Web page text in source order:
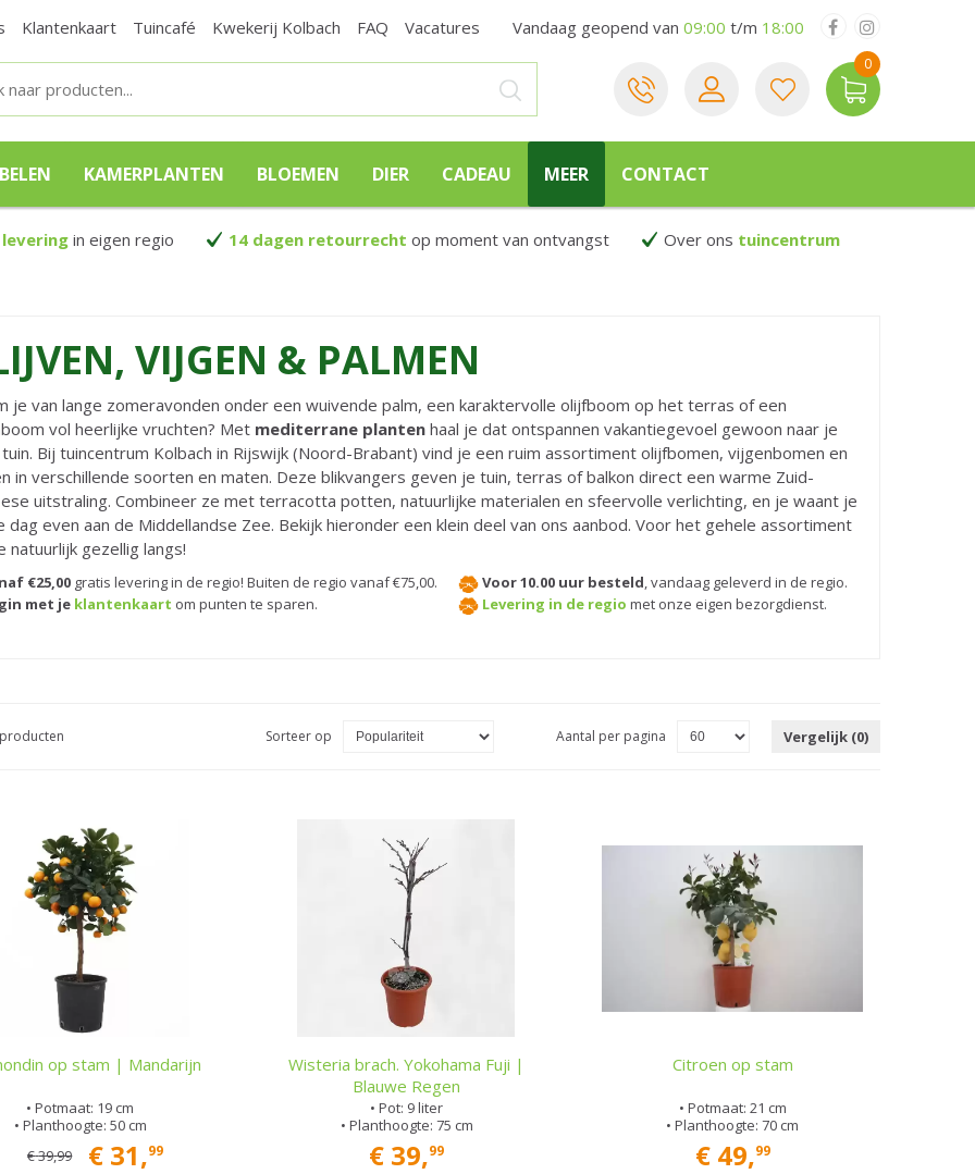
Klantenkaart Tuincafé Kwekerij Kolbach FAQ Vacatures Vandaag geopend van 09:00 t/m 18:00
KAMERPLANTEN BLOEMEN DIER CADEAU MEER CONTACT
leveringin eigen regio 14 dagen retourrecht op moment van ontvangst Over ons tuincentrum
VIJGEN & PALMEN
je van lange zomeravonden onder een wuivende palm, een karaktervolle olijfboom op het terras of een
vol heerlijke vruchten? Met mediterrane planten haal je dat ontspannen vakantiegevoel gewoon naar je
Bij tuincentrum Kolbach in Rijswijk (Noord-Brabant) vind je een ruim assortiment olijfbomen, vijgenbomen en
in verschillende soorten en maten. Deze blikvangers geven je tuin, terras of balkon direct een warme Zuid-
uitstraling. Combineer ze met terracotta potten, natuurlijke materialen en sfeervolle verlichting, en je waant je
dag even aan de Middellandse Zee. Bekijk hieronder een klein deel van ons aanbod. Voor het gehele assortiment
natuurlijk gezellig langs!
€25,00 gratis levering in de regio! Buiten de regio vanaf €75,00. Voor 10.00 uur besteld,vandaag geleverd in de regio.
met je klantenkaart om punten te sparen. Levering in de regio met onze eigen bezorgdienst.
Aantal per pagina
Sorteer op Vergelijk (0)
op stam | Mandarijn
• Potmaat: 19 cm
• Planthoogte: 50 cm
€39,99 € 31,99
Wisteria brach. Yokohama Fuji |
Blauwe Regen
• Pot: 9 liter
• Planthoogte: 75 cm
€ 39,99
Citroen op stam
• Potmaat: 21 cm
• Planthoogte: 70 cm
€ 49,99